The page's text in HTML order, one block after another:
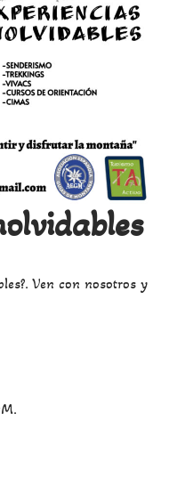
Ven con nosotros y